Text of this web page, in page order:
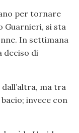
per tornare
Guarnieri, si sta
In settimana
deciso di
ma tra
invece con